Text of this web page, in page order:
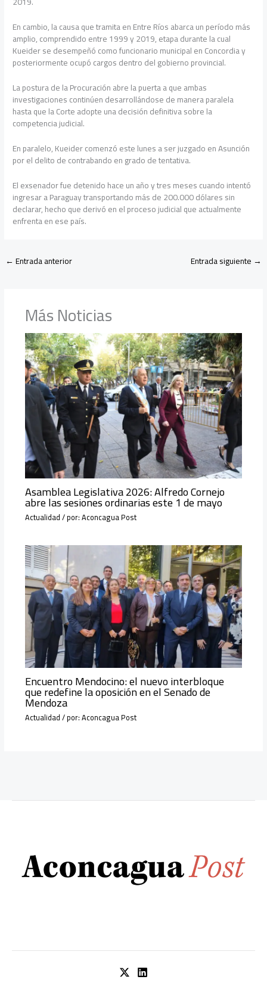
En cambio, la causa que tramita en Entre Ríos abarca un período más
amplio, comprendido entre 1999 y 2019, etapa durante la cual
Kueider se desempeñó como funcionario municipal en Concordia y
posteriormente ocupó cargos dentro del gobierno provincial.
La postura de la Procuración abre la puerta a que ambas
investigaciones continúen desarrollándose de manera paralela
hasta que la Corte adopte una decisión definitiva sobre la
competencia judicial.
En paralelo, Kueider comenzó este lunes a ser juzgado en Asunción
por el delito de contrabando en grado de tentativa.
El exsenador fue detenido hace un año y tres meses cuando intentó
ingresar a Paraguay transportando más de 200.000 dólares sin
declarar, hecho que derivó en el proceso judicial que actualmente
enfrenta en ese país.
←Entrada anterior Entrada siguiente →
Más Noticias
Asamblea Legislativa 2026: Alfredo Cornejo
abre las sesiones ordinarias este 1 de mayo
Actualidad/ por:Aconcagua Post
Encuentro Mendocino: el nuevo interbloque
que redefine la oposición en el Senado de
Mendoza
Actualidad/ por:Aconcagua Post